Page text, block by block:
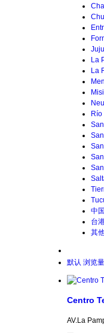
La
La
Río
中
台
其
默认 浏览量
Centro
AV.La